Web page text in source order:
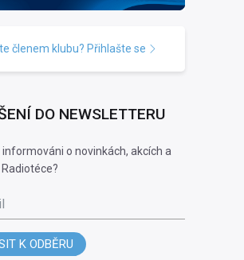
členem klubu? Přihlašte se
DO NEWSLETTERU
o novinkách, akcích a
K ODBĚRU